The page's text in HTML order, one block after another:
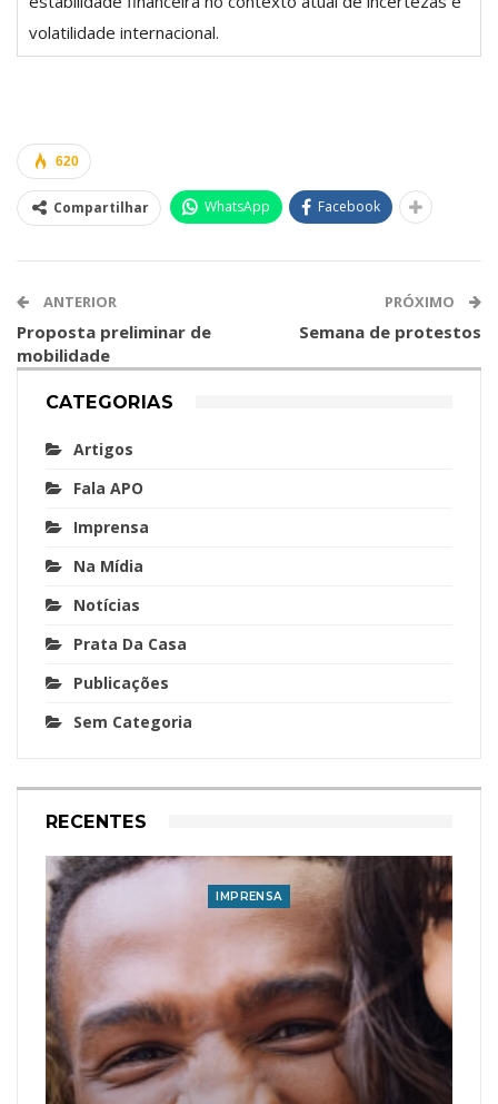
volatilidade internacional.
620
Compartilhar WhatsApp Facebook
ANTERIOR
Proposta preliminar de
mobilidade
PRÓXIMO
Semana de protestos
CATEGORIAS
Artigos
Fala APO
Imprensa
Na Mídia
Notícias
Prata Da Casa
Publicações
Sem Categoria
RECENTES
IMPRENSA